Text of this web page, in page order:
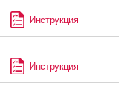
Инструкция
Инструкция